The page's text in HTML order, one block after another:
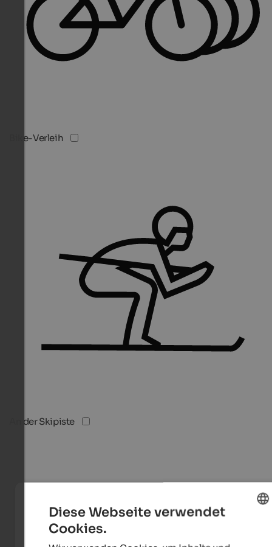
Bike-Verleih
An der Skipiste
Diese Webseite verwendet
Cookies.